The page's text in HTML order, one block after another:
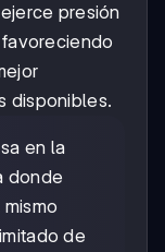
presión
disponibles.
en la
donde
de